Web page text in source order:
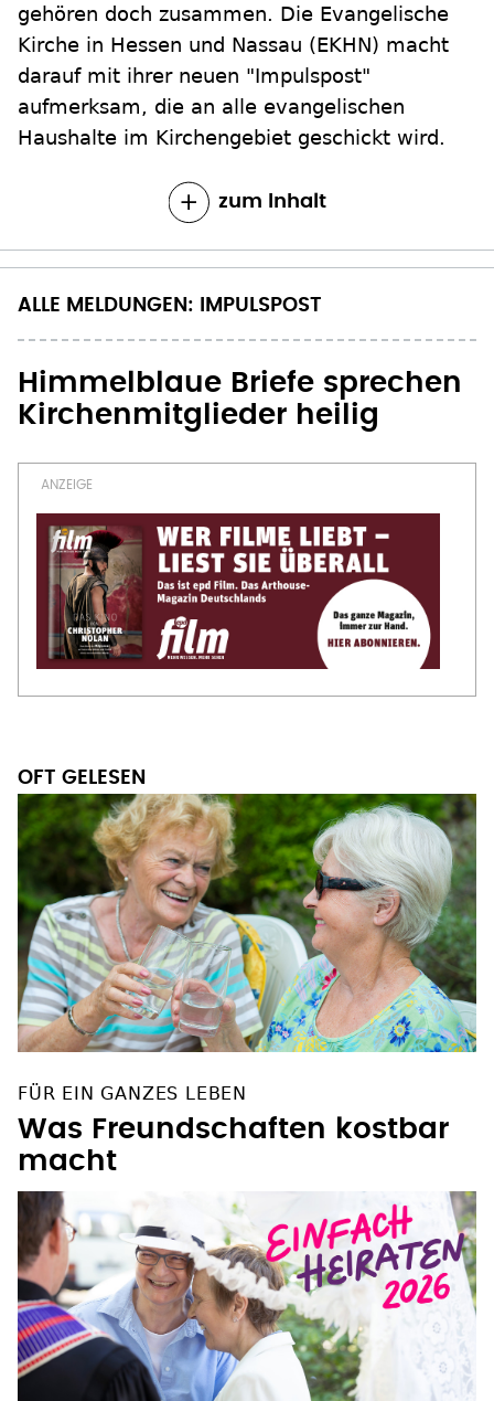
gehören doch zusammen. Die Evangelische
Kirche in Hessen und Nassau (EKHN) macht
darauf mit ihrer neuen "Impulspost"
aufmerksam, die an alle evangelischen
Haushalte im Kirchengebiet geschickt wird.
zum Inhalt
ALLE MELDUNGEN: IMPULSPOST
Himmelblaue Briefe sprechen
Kirchenmitglieder heilig
OFT GELESEN
FÜR EIN GANZES LEBEN
Was Freundschaften kostbar
macht